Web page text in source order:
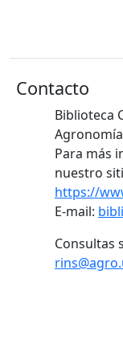
Contacto
Biblioteca
Para más
nuestro
https://
E-mail:
Consultas